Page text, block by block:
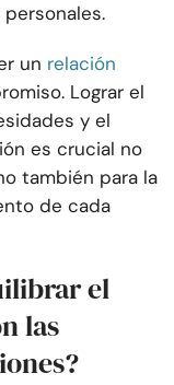
un relación
Lograr el
y el
es crucial no
también para la
de cada
el
las